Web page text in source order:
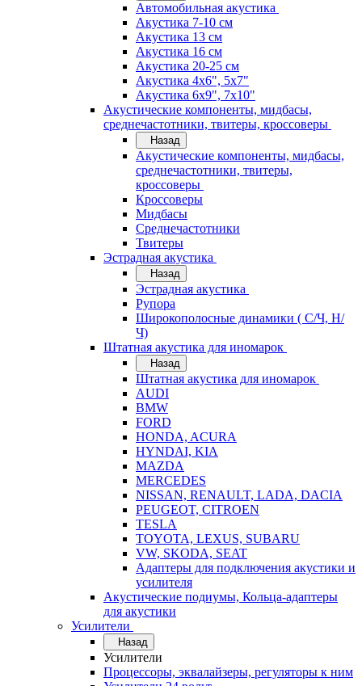
Автомобильная акустика
Акустика 7-10 см
Акустика 13 см
Акустика 16 см
Акустика 20-25 см
Акустика 4х6", 5х7"
Акустика 6х9", 7х10"
Акустические компоненты, мидбасы,
среднечастотники, твитеры, кроссоверы
Назад
Акустические компоненты, мидбасы,
среднечастотники, твитеры,
кроссоверы
Кроссоверы
Мидбасы
Среднечастотники
Твитеры
Эстрадная акустика
Назад
Эстрадная акустика
Рупора
Широкополосные динамики ( С/Ч, Н/
Ч)
Штатная акустика для иномарок
Назад
Штатная акустика для иномарок
AUDI
BMW
FORD
HONDA, ACURA
HYNDAI, KIA
MAZDA
MERCEDES
NISSAN, RENAULT, LADA, DACIA
PEUGEOT, CITROEN
TESLA
TOYOTA, LEXUS, SUBARU
VW, SKODA, SEAT
Адаптеры для подключения акустики и
усилителя
Акустические подиумы, Кольца-адаптеры
для акустики
Усилители
Назад
Усилители
Процессоры, эквалайзеры, регуляторы к ним